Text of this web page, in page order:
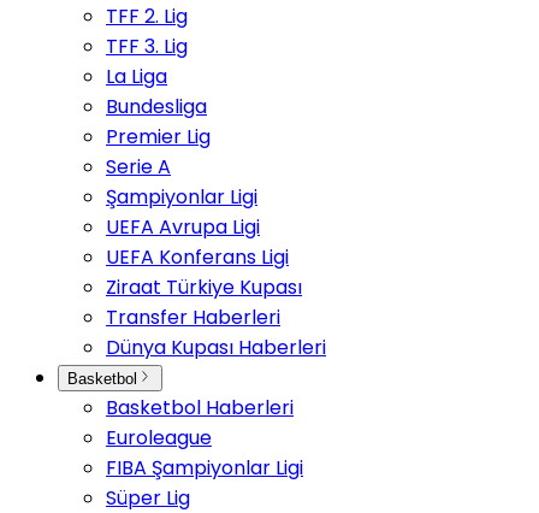
TFF 2. Lig
TFF 3. Lig
La Liga
Bundesliga
Premier Lig
Serie A
Şampiyonlar Ligi
UEFA Avrupa Ligi
UEFA Konferans Ligi
Ziraat Türkiye Kupası
Transfer Haberleri
Dünya Kupası Haberleri
Basketbol
Basketbol Haberleri
Euroleague
FIBA Şampiyonlar Ligi
Süper Lig